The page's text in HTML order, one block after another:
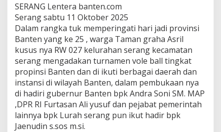
SERANG Lentera banten.com
Serang sabtu 11 Oktober 2025
Dalam rangka tuk memperingati hari jadi provinsi
Banten yang ke 25 , warga Taman graha Asril
kusus nya RW 027 kelurahan serang kecamatan
serang mengadakan turnamen vole ball tingkat
propinsi Banten dan di ikuti berbagai daerah dan
instansi di wilayah Banten, dalam pembukaan nya
di hadiri gubernur Banten bpk Andra Soni SM. MAP
,DPR RI Furtasan Ali yusuf dan pejabat pemerintah
lainnya bpk Lurah serang pun ikut hadir bpk
Jaenudin s.sos m.si.